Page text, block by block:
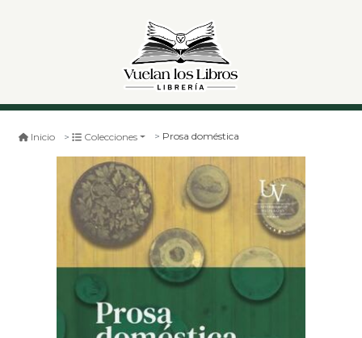
Inicio Colecciones Prosa doméstica